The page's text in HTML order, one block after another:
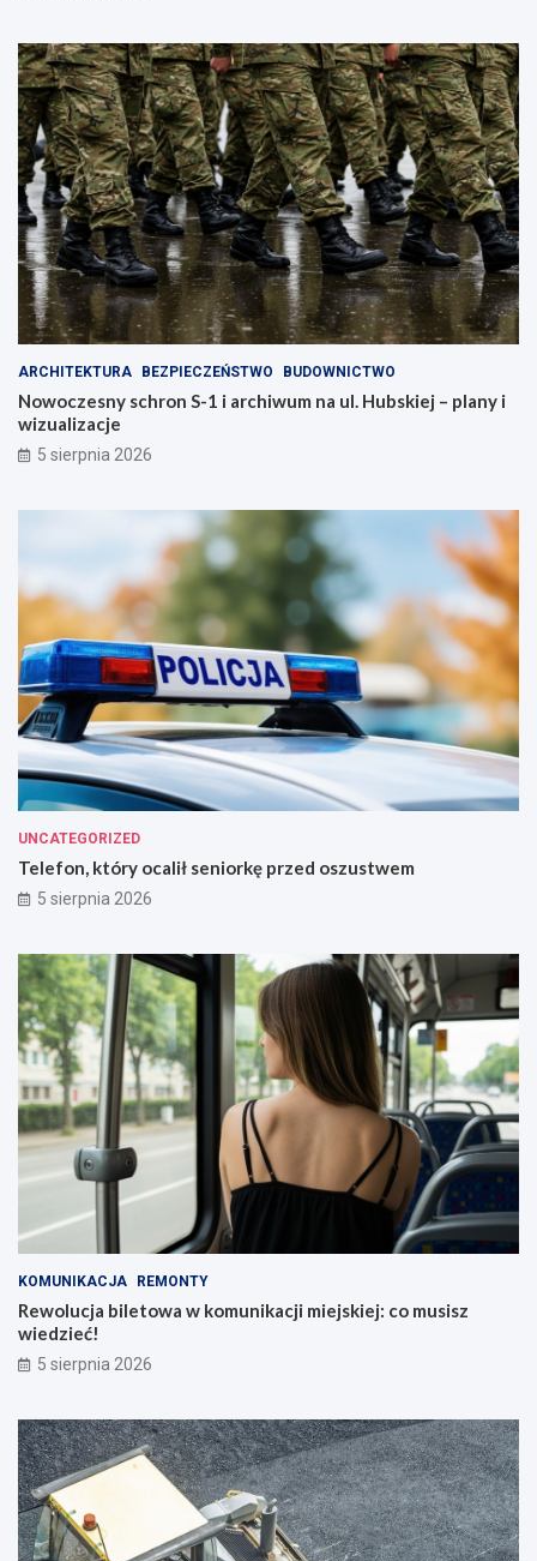
ARCHITEKTURA BEZPIECZEŃSTWO BUDOWNICTWO
Nowoczesny schron S-1 i archiwum na ul. Hubskiej – plany i
wizualizacje
5 sierpnia 2026
UNCATEGORIZED
Telefon, który ocalił seniorkę przed oszustwem
5 sierpnia 2026
KOMUNIKACJA REMONTY
Rewolucja biletowa w komunikacji miejskiej: co musisz
wiedzieć!
5 sierpnia 2026